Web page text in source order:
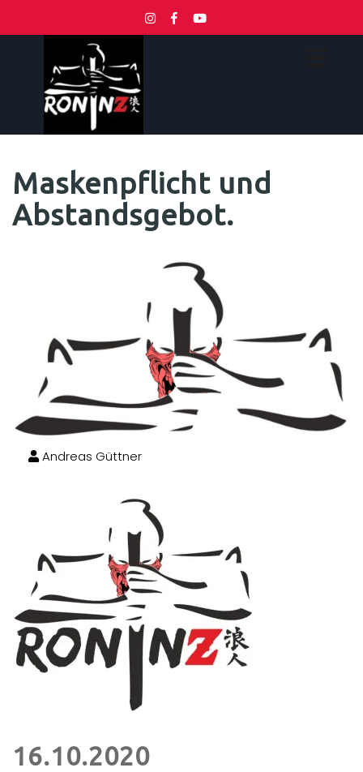
Maskenpflicht und
Abstandsgebot.
Andreas Güttner
16.10.2020